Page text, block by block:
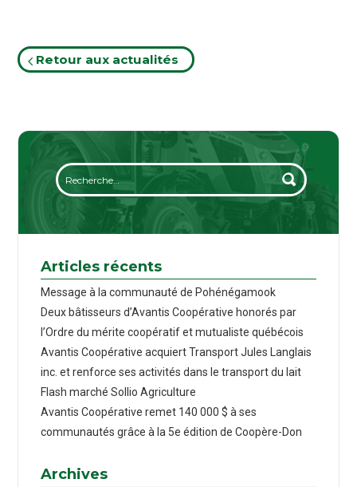
Retour aux actualités
Articles récents
Message à la communauté de Pohénégamook
Deux bâtisseurs d’Avantis Coopérative honorés par
l’Ordre du mérite coopératif et mutualiste québécois
Avantis Coopérative acquiert Transport Jules Langlais
inc. et renforce ses activités dans le transport du lait
Flash marché Sollio Agriculture
Avantis Coopérative remet 140 000 $ à ses
communautés grâce à la 5e édition de Coopère-Don
Archives